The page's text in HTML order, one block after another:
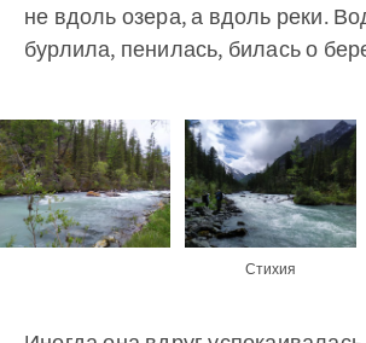
не вдоль озера, а вдоль реки.
бурлила, пенилась, билась о
Стихия